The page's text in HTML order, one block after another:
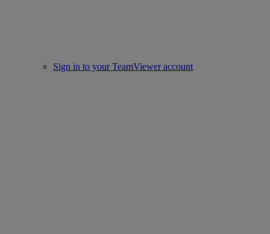
Sign in to your TeamViewer account